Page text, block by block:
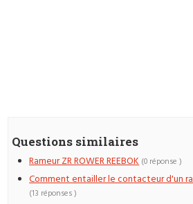
Questions similaires
Rameur ZR ROWER REEBOK (0 réponse )
Comment entailler le contacteur d'un
(13 réponses )